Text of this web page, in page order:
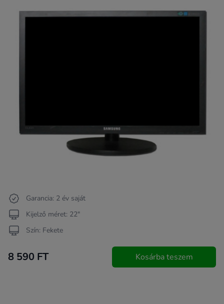
Garancia: 2 év saját
Kijelző méret: 22"
Szín: Fekete
8 590 FT Kosárba teszem